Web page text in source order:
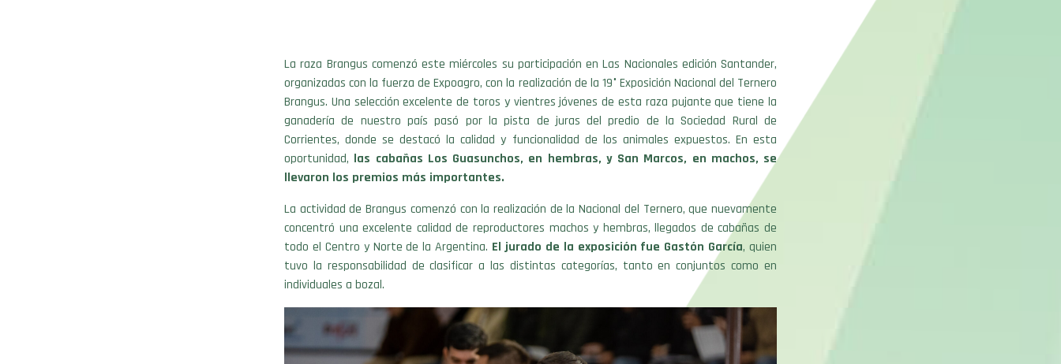
La raza Brangus comenzó este miércoles su participación en Las Nacionales edición Santander,
organizadas con la fuerza de Expoagro, con la realización de la 19° Exposición Nacional del Ternero
Brangus. Una selección excelente de toros y vientres jóvenes de esta raza pujante que tiene la
ganadería de nuestro país pasó por la pista de juras del predio de la Sociedad Rural de
Corrientes, donde se destacó la calidad y funcionalidad de los animales expuestos. En esta
oportunidad, las cabañas Los Guasunchos, en hembras, y San Marcos, en machos, se
llevaron los premios más importantes.
La actividad de Brangus comenzó con la realización de la Nacional del Ternero, que nuevamente
concentró una excelente calidad de reproductores machos y hembras, llegados de cabañas de
todo el Centro y Norte de la Argentina. El jurado de la exposición fue Gastón García, quien
tuvo la responsabilidad de clasificar a las distintas categorías, tanto en conjuntos como en
individuales a bozal.